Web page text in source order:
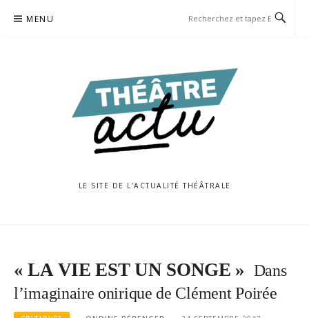
MENU
LE SITE DE L’ACTUALITÉ THÉÂTRALE
« LA VIE EST UN SONGE » Dans
l’imaginaire onirique de Clément Poirée